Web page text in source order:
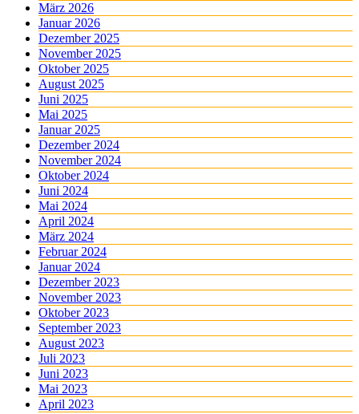
März 2026
Januar 2026
Dezember 2025
November 2025
Oktober 2025
August 2025
Juni 2025
Mai 2025
Januar 2025
Dezember 2024
November 2024
Oktober 2024
Juni 2024
Mai 2024
April 2024
März 2024
Februar 2024
Januar 2024
Dezember 2023
November 2023
Oktober 2023
September 2023
August 2023
Juli 2023
Juni 2023
Mai 2023
April 2023